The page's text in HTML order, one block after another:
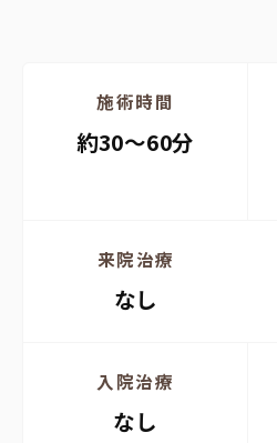
施術時間
約30〜60分
来院治療
なし
入院治療
なし